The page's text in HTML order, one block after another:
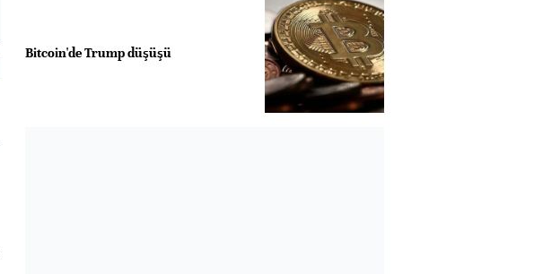
Bitcoin'de Trump düşüşü